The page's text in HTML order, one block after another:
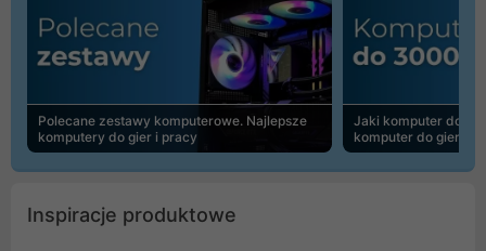
Polecane zestawy komputerowe. Najlepsze
komputery do gier i pracy
Jaki komputer do
komputer do gier |
Inspiracje produktowe